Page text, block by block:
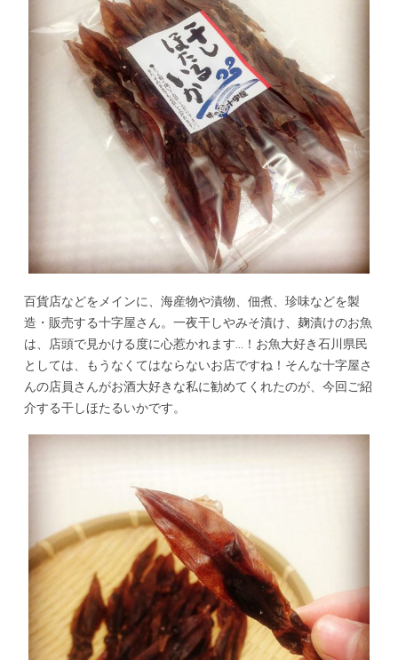
百貨店などをメインに、海産物や漬物、佃煮、珍味などを製
造・販売する十字屋さん。一夜干しやみそ漬け、麹漬けのお魚
は、店頭で見かける度に心惹かれます…！お魚大好き石川県民
としては、もうなくてはならないお店ですね！そんな十字屋さ
んの店員さんがお酒大好きな私に勧めてくれたのが、今回ご紹
介する干しほたるいかです。